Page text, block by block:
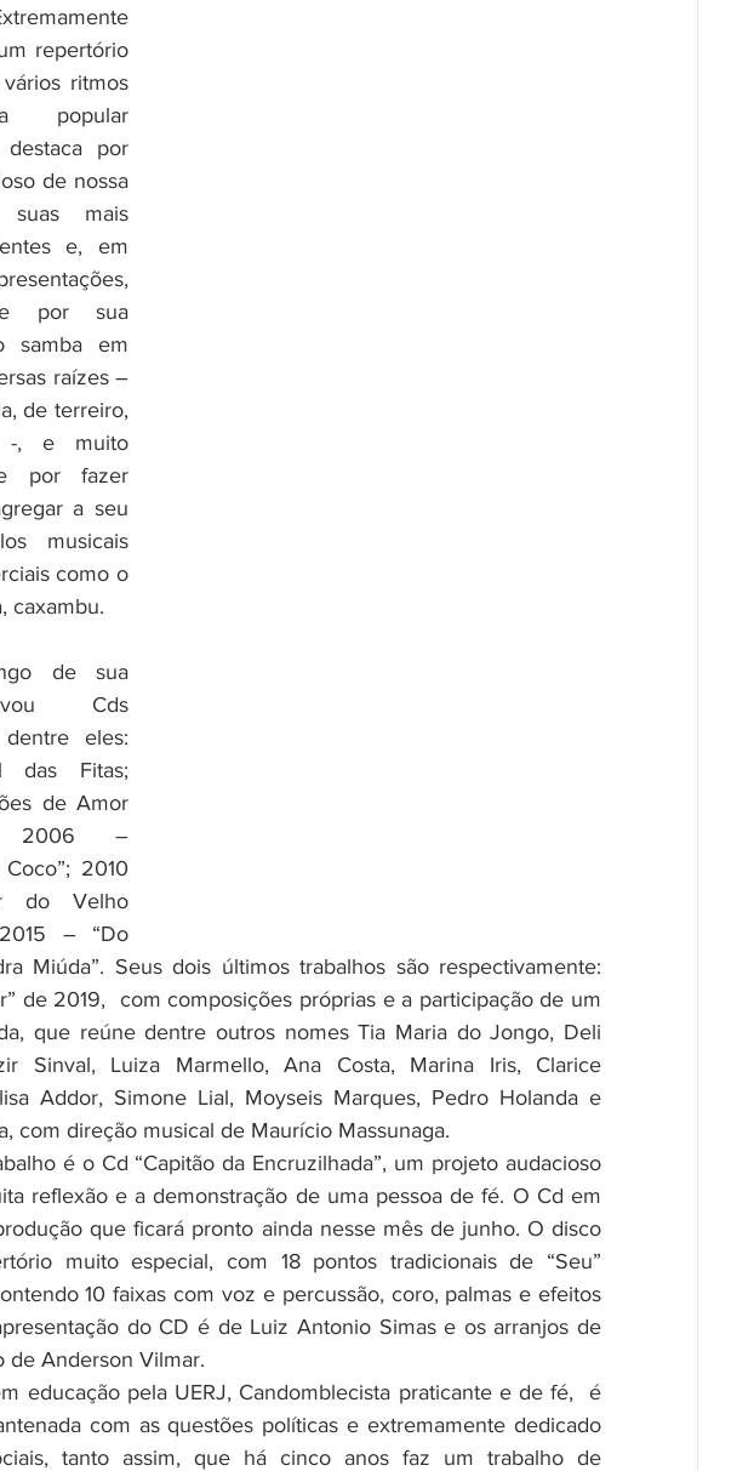
repertório
ritmos
popular
destaca por
de nossa
suas mais
e, em
por sua
samba em
raízes –
de terreiro,
-, e muito
por fazer
a seu
musicais
como o
caxambu.
Cds
dentre eles:
das Fitas;
de Amor
2006 –
2010
Velho
– “Do
Miúda”. Seus dois últimos trabalhos são respectivamente:
de 2019,  com composições próprias e a participação de um
que reúne dentre outros nomes Tia Maria do Jongo, Deli
Sinval, Luiza Marmello, Ana Costa, Marina Iris, Clarice
Addor, Simone Lial, Moyseis Marques, Pedro Holanda e
com direção musical de Maurício Massunaga.
é o Cd “Capitão da Encruzilhada”, um projeto audacioso
reflexão e a demonstração de uma pessoa de fé. O Cd em
que ficará pronto ainda nesse mês de junho. O disco
muito especial, com 18 pontos tradicionais de “Seu”
10 faixas com voz e percussão, coro, palmas e efeitos
do CD é de Luiz Antonio Simas e os arranjos de
de Anderson Vilmar.
educação pela UERJ, Candomblecista praticante e de fé,  é
com as questões políticas e extremamente dedicado
tanto assim, que há cinco anos faz um trabalho de